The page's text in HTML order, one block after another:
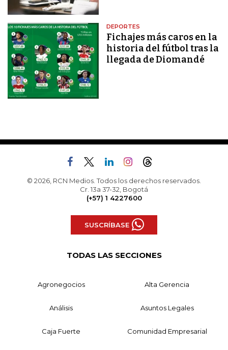
DEPORTES
Fichajes más caros en la
historia del fútbol tras la
llegada de Diomandé
© 2026, RCN Medios. Todos los derechos reservados.
Cr. 13a 37-32, Bogotá
(+57) 1 4227600
SUSCRÍBASE
TODAS LAS SECCIONES
Agronegocios Alta Gerencia
Análisis Asuntos Legales
Caja Fuerte Comunidad Empresarial